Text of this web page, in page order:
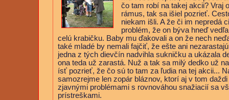
čo tam robí na takej akcii? Vraj
rámus, tak sa išiel pozrieť.
niekam išli. A že či im nepredá
problém, že on býva hneď
celú krabičku. Baby mu ďakovali a on že nech
také mladé by nemali fajčiť, že ešte ani
jedna z tých dievčín nadvihla sukničku a ukázala
ona teda už zarastá. Nuž a tak sa milý dedko už
ísť pozrieť, že čo sú to tam za ľudia na tej akcii...
samozrejme len zopár bláznov, ktorí aj v tom
zjavnými problémami s rovnováhou snažiacií sa
prístreškami.